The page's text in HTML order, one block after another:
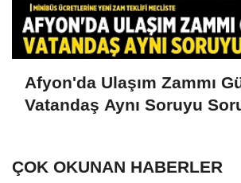
Afyon'da Ulaşım Zammı
Vatandaş Aynı Soruyu
ÇOK OKUNAN HABERLER